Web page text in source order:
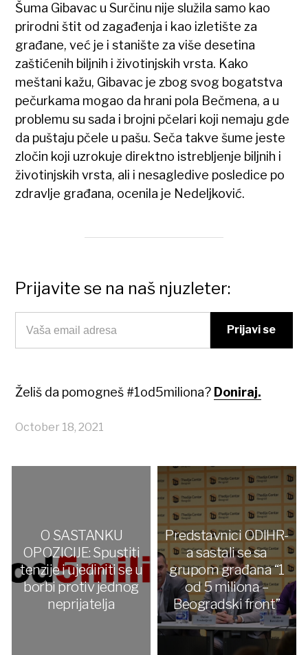
Šuma Gibavac u Surčinu nije služila samo kao
prirodni štit od zagađenja i kao izletište za
građane, već je i stanište za više desetina
zaštićenih biljnih i životinjskih vrsta. Kako
meštani kažu, Gibavac je zbog svog bogatstva
pečurkama mogao da hrani pola Bečmena, a u
problemu su sada i brojni pčelari koji nemaju gde
da puštaju pčele u pašu. Seča takve šume jeste
zločin koji uzrokuje direktno istrebljenje biljnih i
životinjskih vrsta, ali i nesagledive posledice po
zdravlje građana, ocenila je Nedeljković.
Prijavite se na naš njuzleter:
Želiš da pomogneš #1od5miliona? Doniraj.
October 18, 2021
O SASTANKU
OPOZICIJE: Spustiti
tenzije i ujediniti se u
borbi protiv jednog
neprijatelja
Predstavnici ODIHR-
a sastali se sa
grupom građana “1
od 5 miliona –
Beogradski front”